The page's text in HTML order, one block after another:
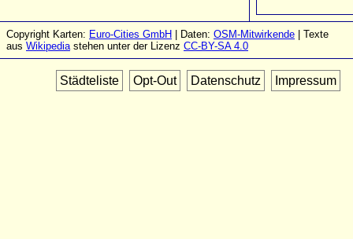
Copyright Karten: Euro-Cities GmbH | Daten: OSM-Mitwirkende | Texte
aus Wikipediastehen unter der Lizenz CC-BY-SA 4.0
Städteliste Opt-Out Datenschutz Impressum